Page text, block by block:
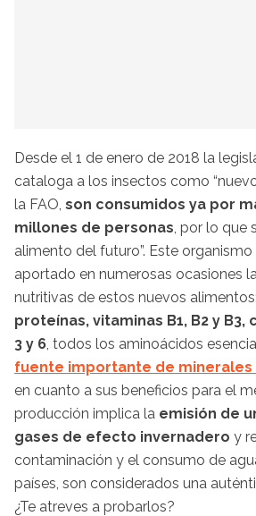
Desde el 1 de enero de 2018 la
cataloga a los insectos como
la FAO, son consumidos ya por
millones de personas , por lo que
alimento del futuro”. Este organismo
aportado en numerosas ocasiones
nutritivas de estos nuevos
proteínas, vitaminas B1, B2 y
3 y 6 , todos los aminoácidos
fuente importante de
en cuanto a sus beneficios para el
producción implica la emisión de
gases de efecto invernadero y
contaminación y el consumo de
países, son considerados una
¿Te atreves a probarlos?